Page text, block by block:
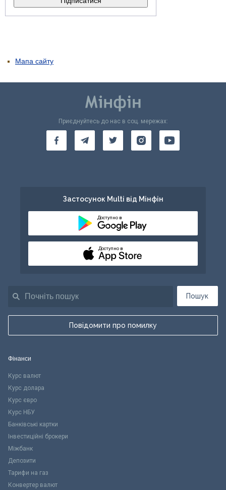
Мапа сайту
Пошук
Повідомити про помилку
Приєднуйтесь до нас в соц. мережах:
Застосунок Multi від Мінфін
Доступно в
Доступно в
Фінанси
Курс валют
Курс долара
Курс євро
Курс НБУ
Банківські картки
Інвестиційні брокери
Міжбанк
Депозити
Тарифи на газ
Конвертер валют